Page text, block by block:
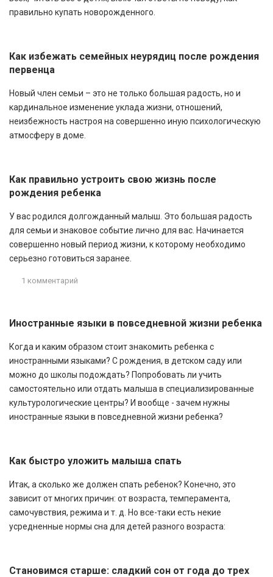
правильно купать новорожденного.
Как избежать семейных неурядиц после рождения
первенца
Новый член семьи – это не только большая радость, но и
кардинальное изменение уклада жизни, отношений,
неизбежность настроя на совершенно иную психологическую
атмосферу в доме.
Как правильно устроить свою жизнь после
рождения ребенка
У вас родился долгожданный малыш. Это большая радость
для семьи и знаковое событие лично для вас. Начинается
совершенно новый период жизни, к которому необходимо
серьезно готовиться заранее.
1 комментарий
Иностранные языки в повседневной жизни ребенка
Когда и каким образом стоит знакомить ребенка с
иностранными языками? С рождения, в детском саду или
можно до школы подождать? Попробовать ли учить
самостоятельно или отдать малыша в специализированные
культурологические центры? И вообще - зачем нужны
иностранные языки в повседневной жизни ребенка?
Как быстро уложить малыша спать
Итак, а сколько же должен спать ребенок? Конечно, это
зависит от многих причин: от возраста, темперамента,
самочувствия, режима и т. д. Но все-таки есть некие
усредненные нормы сна для детей разного возраста:
Становимся старше: сладкий сон от года до трех